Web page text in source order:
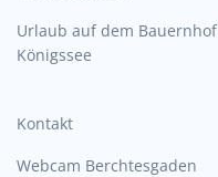
Urlaub auf dem Bauernhof
Königssee
Kontakt
Webcam Berchtesgaden